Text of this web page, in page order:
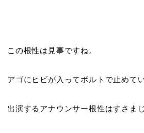
この根性は見事ですね。
アゴにヒビが入ってボルトで止めて
出演するアナウンサー根性はすさま